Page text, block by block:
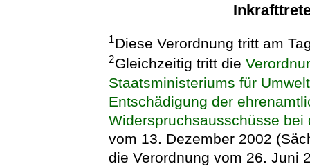
1Diese Verordnung tritt am
2Gleichzeitig tritt die
Staatsministeriums für
Entschädigung der
Widerspruchsausschüsse
vom 13. Dezember 2002
die Verordnung vom 26. Juni